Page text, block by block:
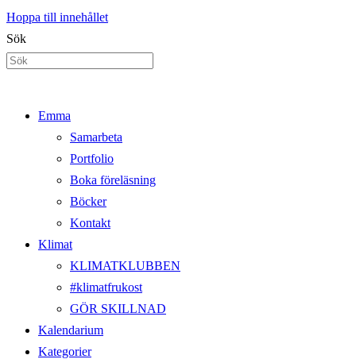
Hoppa till innehållet
Sök
Emma
Samarbeta
Portfolio
Boka föreläsning
Böcker
Kontakt
Klimat
KLIMATKLUBBEN
#klimatfrukost
GÖR SKILLNAD
Kalendarium
Kategorier